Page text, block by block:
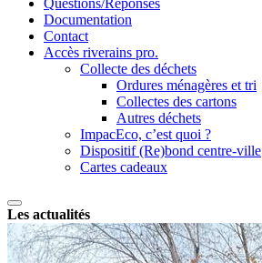
Questions/Réponses
Documentation
Contact
Accès riverains pro.
Collecte des déchets
Ordures ménagères et tri
Collectes des cartons
Autres déchets
ImpacEco, c’est quoi ?
Dispositif (Re)bond centre-ville
Cartes cadeaux
Les actualités